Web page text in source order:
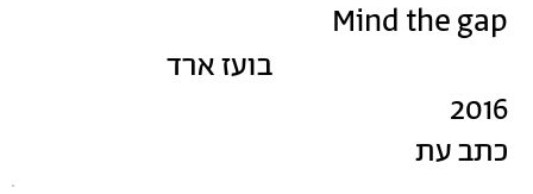
Mind the gap
בועז ארד
2016
כתב עת